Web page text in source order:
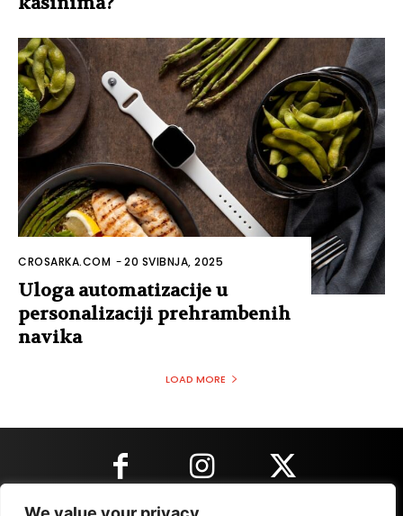
CROSARKA.COM -20 SVIBNJA, 2025
Uloga automatizacije u
personalizaciji prehrambenih
navika
LOAD MORE